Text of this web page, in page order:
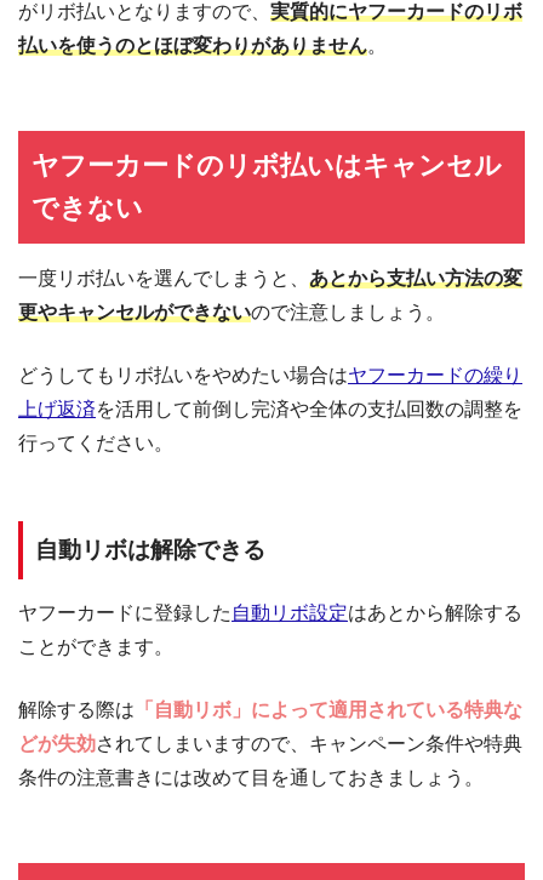
がリボ払いとなりますので、 実質的にヤフーカードのリボ
払いを使うのとほぼ変わりがありません。
ヤフーカードのリボ払いはキャンセル
できない
一度リボ払いを選んでしまうと、 あとから支払い方法の変
更やキャンセルができないので注意しましょう。
どうしてもリボ払いをやめたい場合はヤフーカードの繰り
上げ返済を活用して前倒し完済や全体の支払回数の調整を
行ってください。
自動リボは解除できる
ヤフーカードに登録した 自動リボ設定はあとから解除する
ことができます。
解除する際は 「自動リボ」によって適用されている特典な
どが失効されてしまいますので、キャンペーン条件や特典
条件の注意書きには改めて目を通しておきましょう。